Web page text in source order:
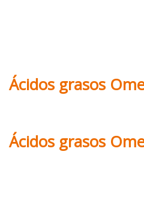
Ácidos grasos
Ácidos grasos